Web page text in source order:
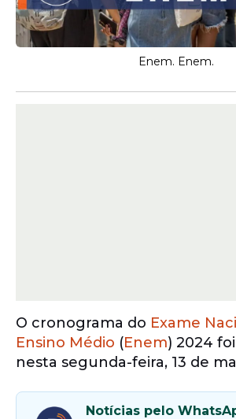
Enem. Enem.
O cronograma do Exame
Ensino Médio (Enem) 2024
nesta segunda-feira, 13 de
Notícias pelo